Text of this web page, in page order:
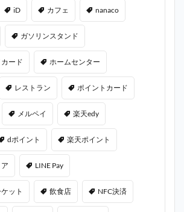
iD カフェ nanaco
ガソリンスタンド
ード ホームセンター
レストラン ポイントカード
メルペイ 楽天edy
dポイント 楽天ポイント
LINE Pay
ット 飲食店 NFC決済